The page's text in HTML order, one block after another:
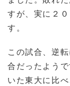
すが、実に２
す。
この試合、逆
合だったよう
いた東大に比